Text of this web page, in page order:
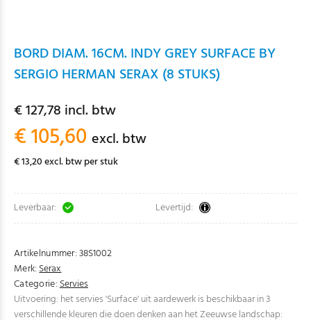
BORD DIAM. 16CM. INDY GREY SURFACE BY
SERGIO HERMAN SERAX (8 STUKS)
€ 127,78 incl. btw
€ 105,60 excl. btw
€ 13,20 excl. btw per stuk
Leverbaar: Levertijd:
Artikelnummer:38S1002
Merk:Serax
Categorie:Servies
Uitvoering: het servies 'Surface' uit aardewerk is beschikbaar in 3
verschillende kleuren die doen denken aan het Zeeuwse landschap: